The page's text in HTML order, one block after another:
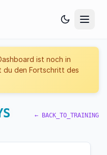
ist noch in
du den Fortschritt des
← BACK_TO_TRAINING